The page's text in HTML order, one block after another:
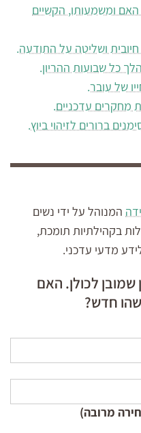
ומשמעותו, הקשיים
ושליטה על התודעה.
כל שבועות ההריון.
של עובר.
מחקרים עדכניים.
המנוהל על ידי נשים
בקהילתיות תומכת,
מדעי עדכני.
שמובן לכולן. האם
חדש?
מרובה)